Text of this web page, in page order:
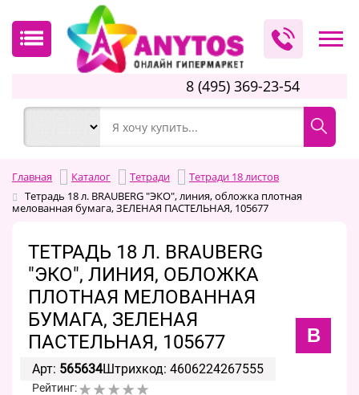
8 (495) 369-23-54
Главная Каталог Тетради
Тетради 18 листов
Тетрадь 18 л. BRAUBERG "ЭКО", линия, обложка плотная
мелованная бумага, ЗЕЛЕНАЯ ПАСТЕЛЬНАЯ, 105677
ТЕТРАДЬ 18 Л. BRAUBERG
"ЭКО", ЛИНИЯ, ОБЛОЖКА
ПЛОТНАЯ МЕЛОВАННАЯ
БУМАГА, ЗЕЛЕНАЯ
ПАСТЕЛЬНАЯ, 105677
B
Арт: 565634Штрихкод: 4606224267555
Рейтинг: